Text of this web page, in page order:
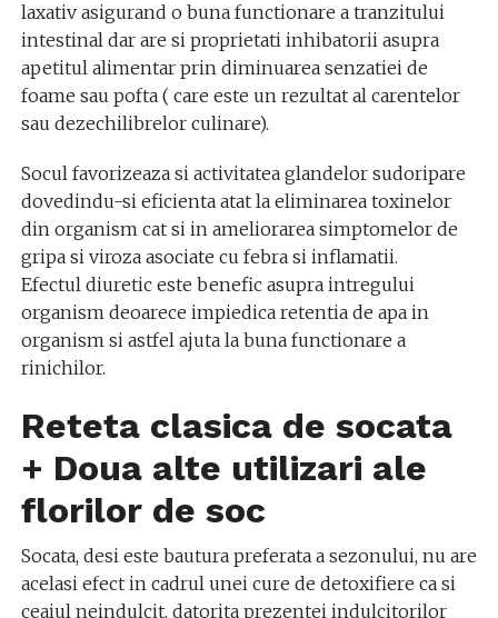
laxativ asigurand o buna functionare a tranzitului
intestinal dar are si proprietati inhibatorii asupra
apetitul alimentar prin diminuarea senzatiei de
foame sau pofta ( care este un rezultat al carentelor
sau dezechilibrelor culinare).
Socul favorizeaza si activitatea glandelor sudoripare
dovedindu-si eficienta atat la eliminarea toxinelor
din organism cat si in ameliorarea simptomelor de
gripa si viroza asociate cu febra si inflamatii.
Efectul diuretic este benefic asupra intregului
organism deoarece impiedica retentia de apa in
organism si astfel ajuta la buna functionare a
rinichilor.
Reteta clasica de socata
+ Doua alte utilizari ale
florilor de soc
Socata, desi este bautura preferata a sezonului, nu are
acelasi efect in cadrul unei cure de detoxifiere ca si
ceaiul neindulcit, datorita prezentei indulcitorilor